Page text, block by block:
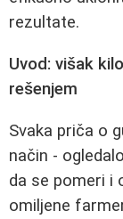
rezultate.
Uvod: višak
rešenjem
Svaka priča o
način -
da se pomeri i
omiljene